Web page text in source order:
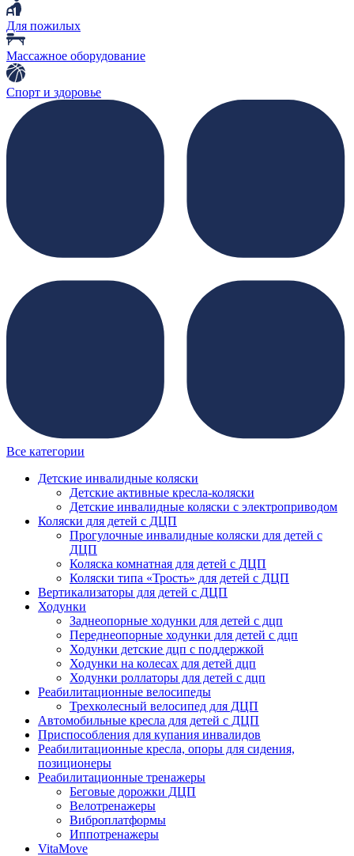
Для пожилых
Массажное оборудование
Спорт и здоровье
Все категории
Детские инвалидные коляски
Детские активные кресла-коляски
Детские инвалидные коляски с электроприводом
Коляски для детей с ДЦП
Прогулочные инвалидные коляски для детей с
ДЦП
Коляска комнатная для детей с ДЦП
Коляски типа «Трость» для детей с ДЦП
Вертикализаторы для детей с ДЦП
Ходунки
Заднеопорные ходунки для детей с дцп
Переднеопорные ходунки для детей с дцп
Ходунки детские дцп с поддержкой
Ходунки на колесах для детей дцп
Ходунки роллаторы для детей с дцп
Реабилитационные велосипеды
Трехколесный велосипед для ДЦП
Автомобильные кресла для детей с ДЦП
Приспособления для купания инвалидов
Реабилитационные кресла, опоры для сидения,
позиционеры
Реабилитационные тренажеры
Беговые дорожки ДЦП
Велотренажеры
Виброплатформы
Иппотренажеры
VitaMove